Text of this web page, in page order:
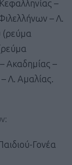
–
– Λ.
(ρεύμα
Ακαδημίας –
Λ. Αμαλίας.
Γονέα